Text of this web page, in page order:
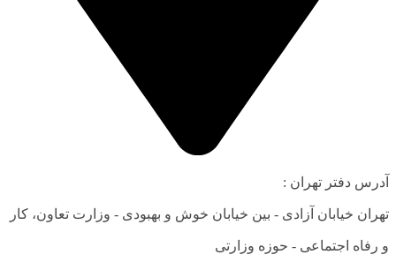
آدرس دفتر تهران :
تهران خیابان آزادی - بین خیابان خوش و بهبودی - وزارت تعاون، کار
و رفاه اجتماعی - حوزه وزارتی